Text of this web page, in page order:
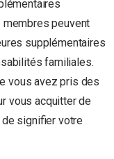
membres peuvent
supplémentaires
familiales.
vous avez pris des
vous acquitter de
signifier votre